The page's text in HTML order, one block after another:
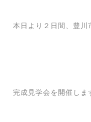
本日より２日間、豊川
完成見学会を開催しま